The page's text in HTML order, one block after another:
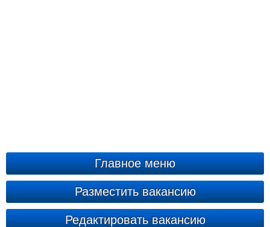
Главное меню
Разместить вакансию
Редактировать вакансию